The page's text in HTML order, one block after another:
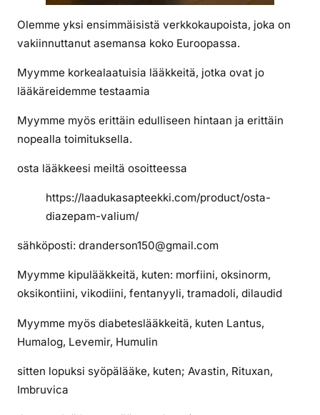
a
a
a
t
i
e
p
v
Olemme yksi ensimmäisistä verkkokaupoista, joka on
vakiinnuttanut asemansa koko Euroopassa.
Myymme korkealaatuisia lääkkeitä, jotka ovat jo
lääkäreidemme testaamia
Myymme myös erittäin edulliseen hintaan ja erittäin
nopealla toimituksella.
osta lääkkeesi meiltä osoitteessa
https://laadukasapteekki.com/product/osta-
diazepam-valium/
sähköposti: dranderson150@gmail.com
Myymme kipulääkkeitä, kuten: morfiini, oksinorm,
oksikontiini, vikodiini, fentanyyli, tramadoli, dilaudid
Myymme myös diabeteslääkkeitä, kuten Lantus,
Humalog, Levemir, Humulin
sitten lopuksi syöpälääke, kuten; Avastin, Rituxan,
Imbruvica